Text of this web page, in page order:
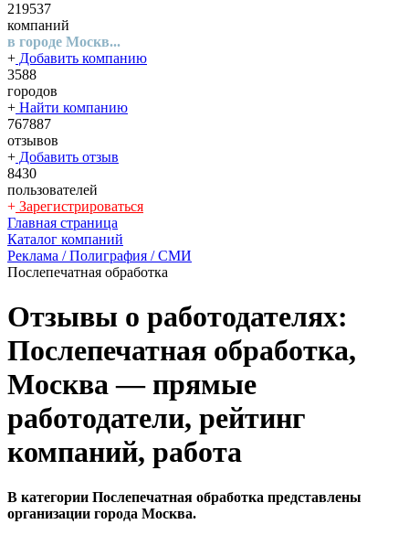
219537
компаний
в городе Москв...
+ Добавить компанию
3588
городов
+ Найти компанию
767887
отзывов
+ Добавить отзыв
8430
пользователей
+ Зарегистрироваться
Главная страница
Каталог компаний
Реклама / Полиграфия / СМИ
Послепечатная обработка
Отзывы о работодателях:
Послепечатная обработка,
Москва — прямые
работодатели, рейтинг
компаний, работа
В категории Послепечатная обработка представлены
организации города Москва.